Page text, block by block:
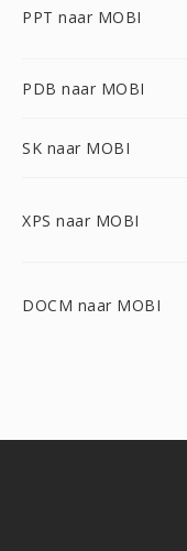
PPT naar MOBI
PDB naar MOBI
SK naar MOBI
XPS naar MOBI
DOCM naar MOBI